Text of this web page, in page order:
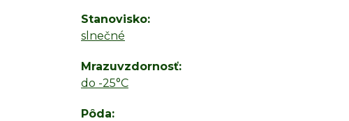
Stanovisko
slnečné
Mrazuvzdornosť
do -25°C
Pôda